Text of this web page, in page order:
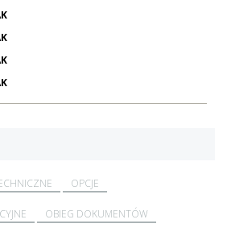
OPCJE
OBIEG DOKUMENTÓW